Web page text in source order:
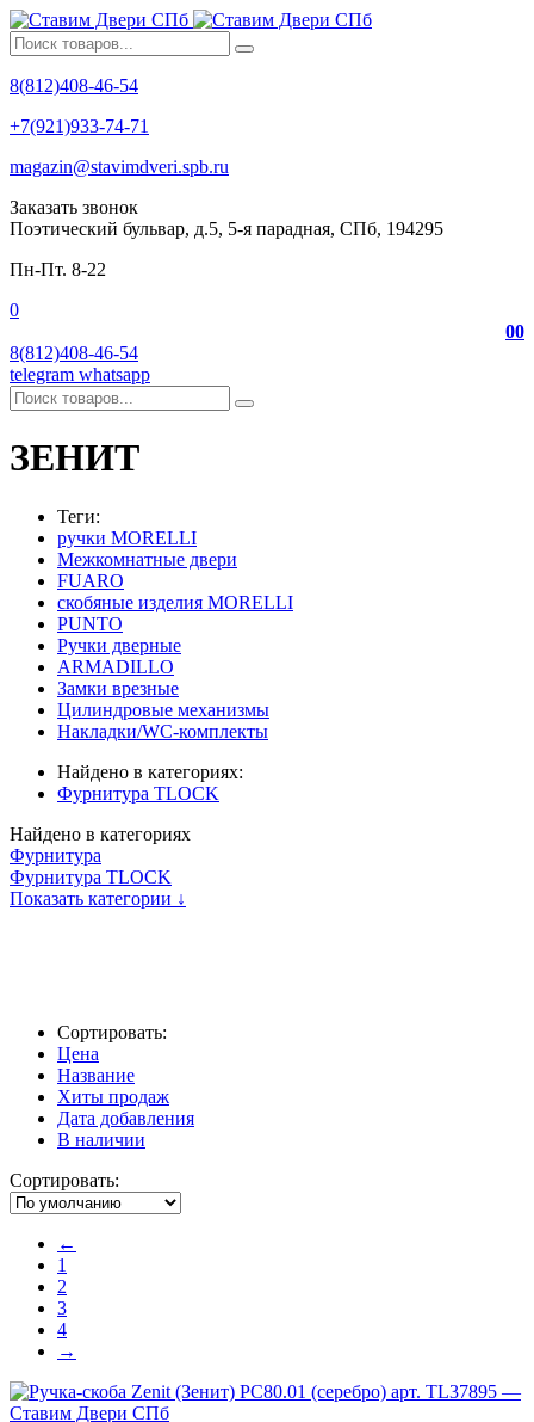
8(812)408-46-54
+7(921)933-74-71
magazin@stavimdveri.spb.ru
Заказать звонок
Поэтический бульвар, д.5, 5-я парадная, СПб, 194295
Пн-Пт. 8-22
0
00
8(812)408-46-54
telegram whatsapp
ЗЕНИТ
Теги:
ручки MORELLI
Межкомнатные двери
FUARO
скобяные изделия MORELLI
PUNTO
Ручки дверные
ARMADILLO
Замки врезные
Цилиндровые механизмы
Накладки/WC-комплекты
Найдено в категориях:
Фурнитура TLOCK
Найдено в категориях
Фурнитура
Фурнитура TLOCK
Показать категории ↓
Сортировать:
Цена
Название
Хиты продаж
Дата добавления
В наличии
Сортировать:
←
1
2
3
4
→